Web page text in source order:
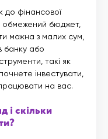
до фінансової
обмежений бюджет,
можна з малих сум,
банку або
такі як
інвестувати,
на вас.
і скільки